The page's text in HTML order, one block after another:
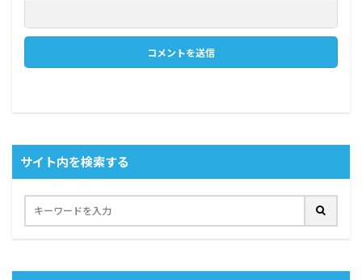
サイト内を検索する